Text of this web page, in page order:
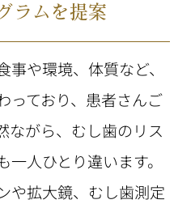
ラムを提案
や環境、体質など、
っており、患者さんご
ながら、むし歯のリス
人ひとり違います。
や拡大鏡、むし歯測定